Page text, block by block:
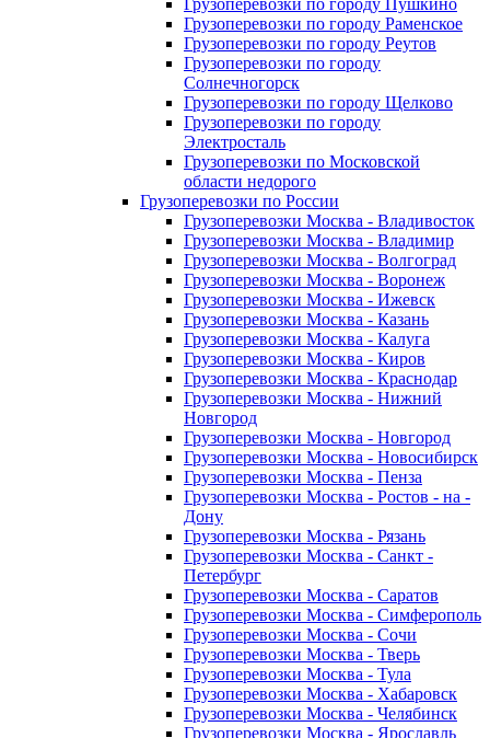
Грузоперевозки по городу Пушкино
Грузоперевозки по городу Раменское
Грузоперевозки по городу Реутов
Грузоперевозки по городу
Солнечногорск
Грузоперевозки по городу Щелково
Грузоперевозки по городу
Электросталь
Грузоперевозки по Московской
области недорого
Грузоперевозки по России
Грузоперевозки Москва - Владивосток
Грузоперевозки Москва - Владимир
Грузоперевозки Москва - Волгоград
Грузоперевозки Москва - Воронеж
Грузоперевозки Москва - Ижевск
Грузоперевозки Москва - Казань
Грузоперевозки Москва - Калуга
Грузоперевозки Москва - Киров
Грузоперевозки Москва - Краснодар
Грузоперевозки Москва - Нижний
Новгород
Грузоперевозки Москва - Новгород
Грузоперевозки Москва - Новосибирск
Грузоперевозки Москва - Пенза
Грузоперевозки Москва - Ростов - на -
Дону
Грузоперевозки Москва - Рязань
Грузоперевозки Москва - Санкт -
Петербург
Грузоперевозки Москва - Саратов
Грузоперевозки Москва - Симферополь
Грузоперевозки Москва - Сочи
Грузоперевозки Москва - Тверь
Грузоперевозки Москва - Тула
Грузоперевозки Москва - Хабаровск
Грузоперевозки Москва - Челябинск
Грузоперевозки Москва - Ярославль